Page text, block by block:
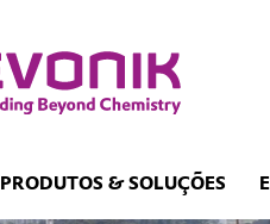
PRODUTOS & SOLUÇÕES